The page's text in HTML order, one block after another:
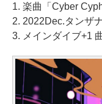
1. 楽曲「Cyber
2. 2022Dec.タンザ
3. メインダイブ+1